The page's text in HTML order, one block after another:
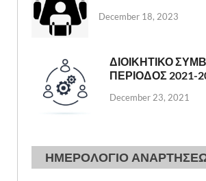
December 18, 2023
ΔΙΟΙΚΗΤΙΚΟ
ΠΕΡΙΟΔΟΣ 2021-
December 23, 2021
ΗΜΕΡΟΛΟΓΙΟ